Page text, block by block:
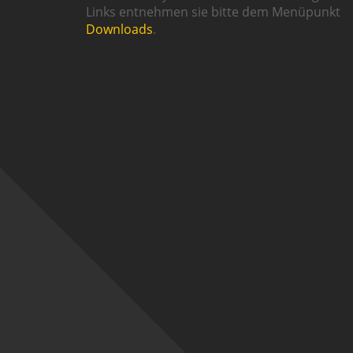
Links entnehmen sie bitte dem Menüpunkt
Downloads.